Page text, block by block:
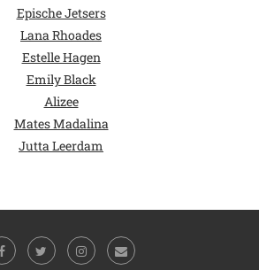
Epische Jetsers
Lana Rhoades
Estelle Hagen
Emily Black
Alizee
Mates Madalina
Jutta Leerdam